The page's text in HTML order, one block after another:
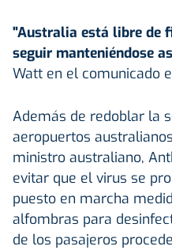
"Australia está libre de
seguir manteniéndose
Watt en el comunicado
Además de redoblar la
aeropuertos
ministro australiano,
evitar que el virus se
puesto en marcha
alfombras para
de los pasajeros